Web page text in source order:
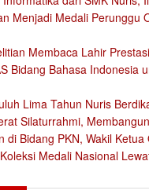
Menjadi Medali Perunggu
Membaca Lahir
Bidang Bahasa Indonesia
Lima Tahun Nuris
Silaturrahmi,
di Bidang PKN, Wakil
Medali Nasional